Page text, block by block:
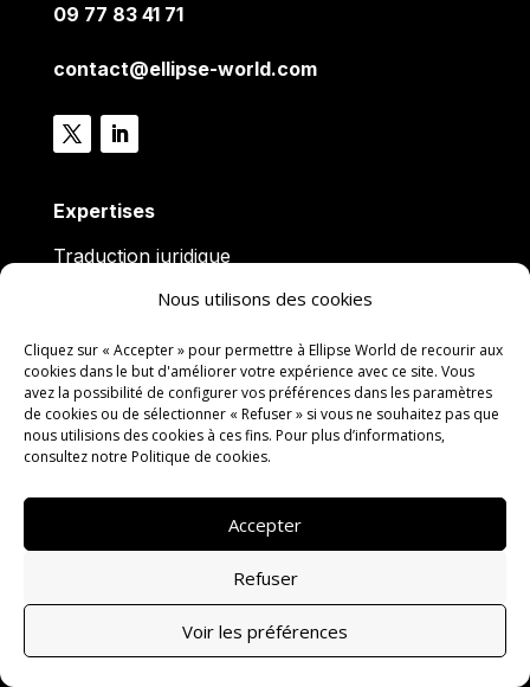
Nous utilisons des cookies
Cliquez sur « Accepter » pour permettre à Ellipse World de recourir aux
cookies dans le but d'améliorer votre expérience avec ce site. Vous
avez la possibilité de configurer vos préférences dans les paramètres
de cookies ou de sélectionner « Refuser » si vous ne souhaitez pas que
nous utilisions des cookies à ces fins. Pour plus d’informations,
consultez notre Politique de cookies.
Accepter
Refuser
Voir les préférences
09 77 83 41 71
contact@ellipse-world.com
Expertises
Traduction juridique
Traduction financière
Traduction marketing
Traduction technique
Traduction de site web
Traducteur allemand